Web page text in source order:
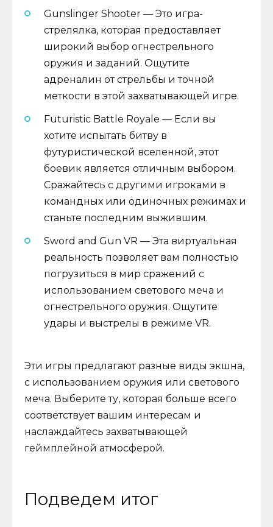
Gunslinger Shooter — Это игра-
стрелялка, которая предоставляет
широкий выбор огнестрельного
оружия и заданий. Ощутите
адреналин от стрельбы и точной
меткости в этой захватывающей игре.
Futuristic Battle Royale — Если вы
хотите испытать битву в
футуристической вселенной, этот
боевик является отличным выбором.
Сражайтесь с другими игроками в
командных или одиночных режимах и
станьте последним выжившим.
Sword and Gun VR — Эта виртуальная
реальность позволяет вам полностью
погрузиться в мир сражений с
использованием светового меча и
огнестрельного оружия. Ощутите
удары и выстрелы в режиме VR.
Эти игры предлагают разные виды экшна,
с использованием оружия или светового
меча. Выберите ту, которая больше всего
соответствует вашим интересам и
наслаждайтесь захватывающей
геймплейной атмосферой.
Подведем итог